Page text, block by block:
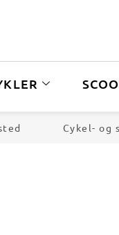
Cykel- og